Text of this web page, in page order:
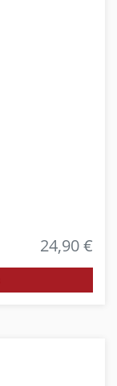
24,90 €